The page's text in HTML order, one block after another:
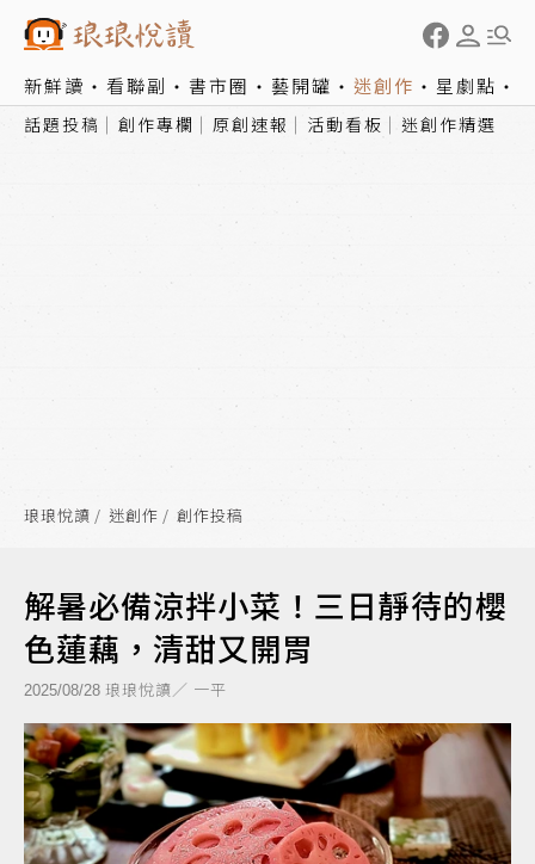
新鮮讀 看聯副 書市圈 藝開罐 迷創作 星劇點
話題投稿 創作專欄 原創速報 活動看板 迷創作精選
琅琅悅讀 迷創作 創作投稿
解暑必備涼拌小菜！三日靜待的櫻
色蓮藕，清甜又開胃
2025/08/28 琅琅悅讀／ 一平